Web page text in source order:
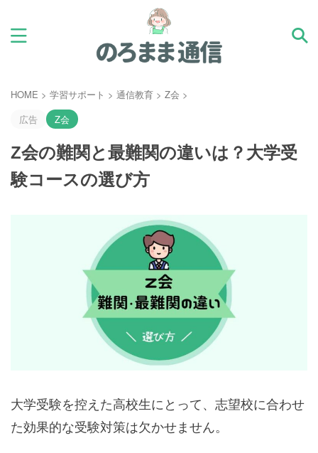
HOME > 学習サポート > 通信教育 > Z会 >
広告
Z会
Z会の難関と最難関の違いは？大学受
験コースの選び方
大学受験を控えた高校生にとって、志望校に合わせ
た効果的な受験対策は欠かせません。